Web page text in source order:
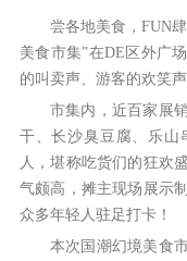
尝各地美食，FUN
美食市集”在DE区外广
的叫卖声、游客的欢笑
市集内，近百家展
干、长沙臭豆腐、乐
人，堪称吃货们的狂欢
气颇高，摊主现场展示
众多年轻人驻足打卡！
本次国潮幻境美食